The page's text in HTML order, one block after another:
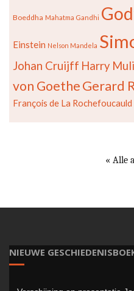
Boeddha Mahatma Gandhi
Einstein Nelson Mandela
Johan Cruijff Harry
von GoetheGerard
François de La Rochefoucauld
« Alle
NIEUWE